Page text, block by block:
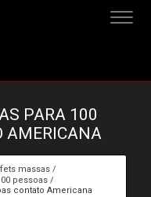
PARA 100
AMERICANA
massas
pessoas
contato Americana